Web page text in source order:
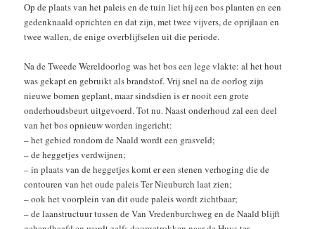
Op de plaats van het paleis en de tuin liet hij een bos planten en een
gedenknaald oprichten en dat zijn, met twee vijvers, de oprijlaan en
twee wallen, de enige overblijfselen uit die periode.
Na de Tweede Wereldoorlog was het bos een lege vlakte: al het hout
was gekapt en gebruikt als brandstof. Vrij snel na de oorlog zijn
nieuwe bomen geplant, maar sindsdien is er nooit een grote
onderhoudsbeurt uitgevoerd. Tot nu. Naast onderhoud zal een deel
van het bos opnieuw worden ingericht:
– het gebied rondom de Naald wordt een grasveld;
– de heggetjes verdwijnen;
– in plaats van de heggetjes komt er een stenen verhoging die de
contouren van het oude paleis Ter Nieuburch laat zien;
– ook het voorplein van dit oude paleis wordt zichtbaar;
– de laanstructuur tussen de Van Vredenburchweg en de Naald blijft